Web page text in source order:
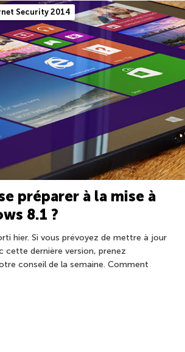
Security 2014
préparer à la mise à
8.1 ?
hier. Si vous prévoyez de mettre à jour
cette dernière version, prenez
conseil de la semaine. Comment